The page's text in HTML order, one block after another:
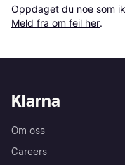
Oppdaget du noe som
Meld fra om feil her.
Klarna
Om oss
Careers